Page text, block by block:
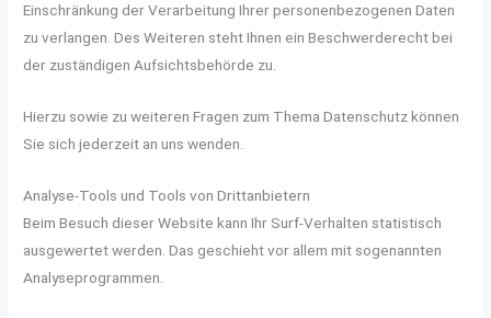
Einschränkung der Verarbeitung Ihrer personenbezogenen Daten
zu verlangen. Des Weiteren steht Ihnen ein Beschwerderecht bei
der zuständigen Aufsichtsbehörde zu.
Hierzu sowie zu weiteren Fragen zum Thema Datenschutz können
Sie sich jederzeit an uns wenden.
Analyse-Tools und Tools von Dritt­anbietern
Beim Besuch dieser Website kann Ihr Surf-Verhalten statistisch
ausgewertet werden. Das geschieht vor allem mit sogenannten
Analyseprogrammen.